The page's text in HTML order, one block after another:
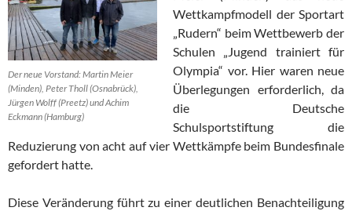
Der neue Vorstand: Martin Meier
(Minden), Peter Tholl (Osnabrück),
Jürgen Wolff (Preetz) und Achim
Eckmann (Hamburg)
Wettkampfmodell der Sportart
„Rudern“ beim Wettbewerb der
Schulen „Jugend trainiert für
Olympia“ vor. Hier waren neue
Überlegungen erforderlich, da
die Deutsche
Schulsportstiftung die
Reduzierung von acht auf vier Wettkämpfe beim Bundesfinale
gefordert hatte.
Diese Veränderung führt zu einer deutlichen Benachteiligung